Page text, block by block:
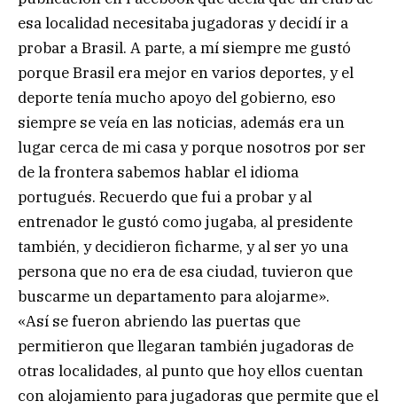
esa localidad necesitaba jugadoras y decidí ir a
probar a Brasil. A parte, a mí siempre me gustó
porque Brasil era mejor en varios deportes, y el
deporte tenía mucho apoyo del gobierno, eso
siempre se veía en las noticias, además era un
lugar cerca de mi casa y porque nosotros por ser
de la frontera sabemos hablar el idioma
portugués. Recuerdo que fui a probar y al
entrenador le gustó como jugaba, al presidente
también, y decidieron ficharme, y al ser yo una
persona que no era de esa ciudad, tuvieron que
buscarme un departamento para alojarme».
«Así se fueron abriendo las puertas que
permitieron que llegaran también jugadoras de
otras localidades, al punto que hoy ellos cuentan
con alojamiento para jugadoras que permite que el